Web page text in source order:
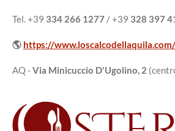
Tel. +39 334 266 1277 / +39 328 397
🌎 https://www.loscalcodellaquila.com/
AQ -Via Minicuccio D'Ugolino, 2